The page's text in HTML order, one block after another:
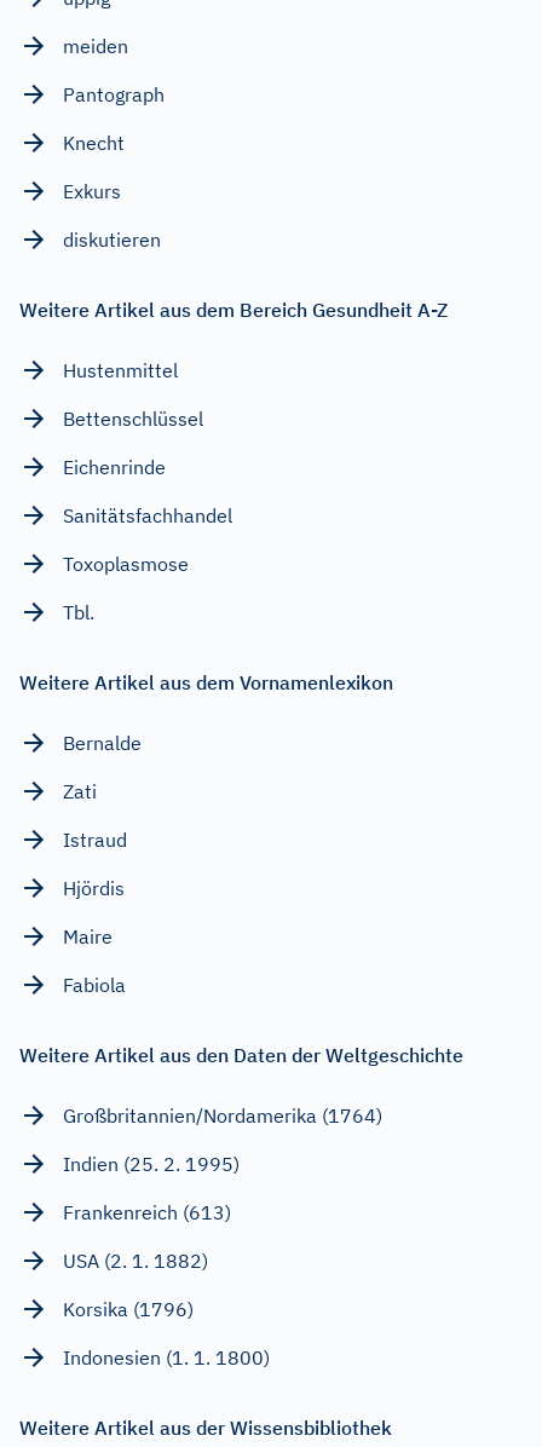
meiden
Pantograph
Knecht
Exkurs
diskutieren
Weitere Artikel aus dem Bereich Gesundheit A-Z
Hustenmittel
Bettenschlüssel
Eichenrinde
Sanitätsfachhandel
Toxoplasmose
Tbl.
Weitere Artikel aus dem Vornamenlexikon
Bernalde
Zati
Istraud
Hjördis
Maire
Fabiola
Weitere Artikel aus den Daten der Weltgeschichte
Großbritannien/Nordamerika (1764)
Indien (25. 2. 1995)
Frankenreich (613)
USA (2. 1. 1882)
Korsika (1796)
Indonesien (1. 1. 1800)
Weitere Artikel aus der Wissensbibliothek